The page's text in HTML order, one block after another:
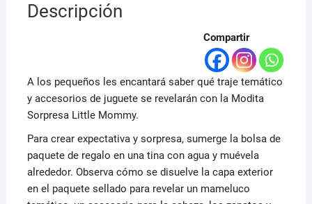
Descripción
Compartir
A los pequeños les encantará saber qué traje temático
y accesorios de juguete se revelarán con la Modita
Sorpresa Little Mommy.
Para crear expectativa y sorpresa, sumerge la bolsa de
paquete de regalo en una tina con agua y muévela
alrededor. Observa cómo se disuelve la capa exterior
en el paquete sellado para revelar un mameluco